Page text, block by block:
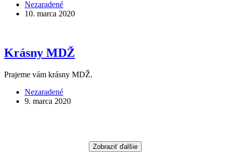
Nezaradené
10. marca 2020
Krásny MDŽ
Prajeme vám krásny MDŽ.
Nezaradené
9. marca 2020
Zobraziť ďalšie